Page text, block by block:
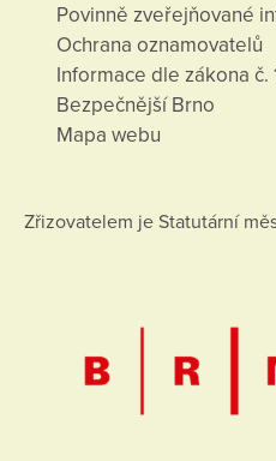
Povinně zveřejňované
Ochrana oznamovatelů
Informace dle zákona č.
Bezpečnější Brno
Mapa webu
Zřizovatelem je Statutární